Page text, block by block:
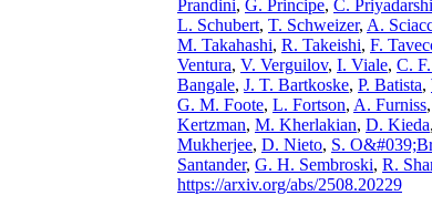
Prandini, G. Principe, C. Priyadarshi
L. Schubert, T. Schweizer, A.
M. Takahashi, R. Takeishi, F.
Ventura, V. Verguilov, I. Viale, C.
Bangale, J. T. Bartkoske, P. Batista,
G. M. Foote, L. Fortson, A. Furniss,
Kertzman, M. Kherlakian, D. Kieda,
Mukherjee, D. Nieto, S.
Santander, G. H. Sembroski, R.
https://arxiv.org/abs/2508.20229